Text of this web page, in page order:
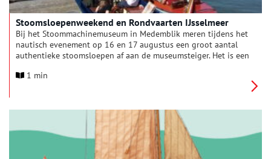
Stoomsloepenweekend en Rondvaarten IJsselmeer
Bij het Stoommachinemuseum in Medemblik meren tijdens het
nautisch evenement op 16 en 17 augustus een groot aantal
authentieke stoomsloepen af aan de museumsteiger. Het is een
typische hakkepufgeluid af en aan te zien varen op de Kleine
capaciteit mogen bezoekers gratis een stukje meevaren met de
sloepeigenaren. Of kies voor het ruime sop en maak een
rondvaart over het IJsselmeer met de ss Noordzee, een varend
stoombedrijf zoals er nog maar weinig zijn in Nederland.
1 min